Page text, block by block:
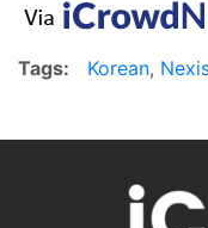
Tags: Korean,